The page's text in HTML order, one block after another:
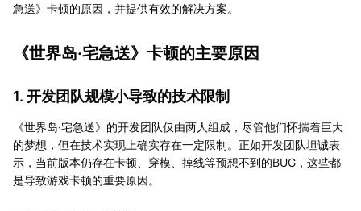
急送》卡顿的原因，并提供有效的解决方案。
《世界岛·宅急送》卡顿的主要原因
1. 开发团队规模小导致的技术限制
《世界岛·宅急送》的开发团队仅由两人组成，尽管他们怀揣着巨大
的梦想，但在技术实现上确实存在一定限制。正如开发团队坦诚表
示，当前版本仍存在卡顿、穿模、掉线等预想不到的BUG，这些都
是导致游戏卡顿的重要原因。